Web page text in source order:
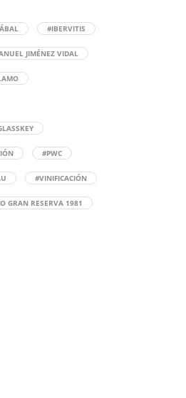
#IBERVITIS
JIMÉNEZ VIDAL
#PWC
#VINIFICACIÓN
GRAN RESERVA 1981